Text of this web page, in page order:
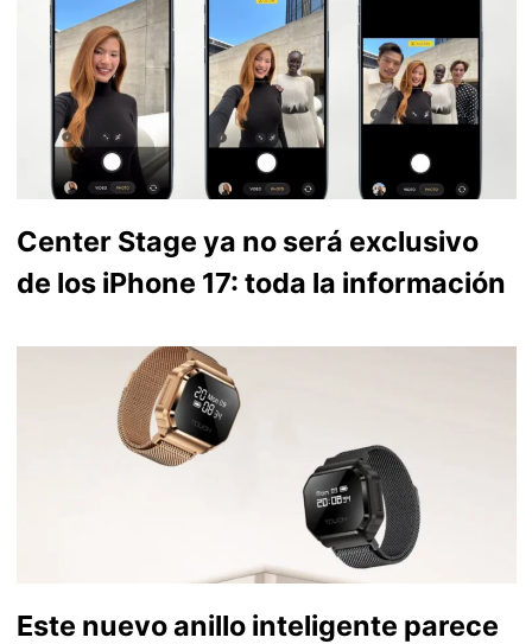
Center Stage ya no será exclusivo
de los iPhone 17: toda la información
Este nuevo anillo inteligente parece